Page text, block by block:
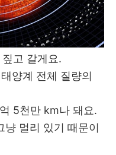
고 갈게요.
양계 전체 질량의
5천만 km나 돼요.
냥 멀리 있기 때문이